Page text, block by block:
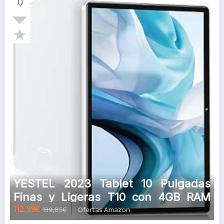
YESTEL 2023 Tablet 10 Pulgadas
Finas y Ligeras T10 con 4GB RAM
+64GB ROM Ampliable hasta 256 GB,
112,99€ 139,85€ Ofertas Amazon